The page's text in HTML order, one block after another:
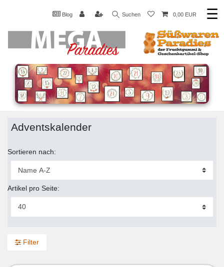
Blog Suchen 0,00 EUR ☰
Adventskalender
Sortieren nach:
Artikel pro Seite:
Filter